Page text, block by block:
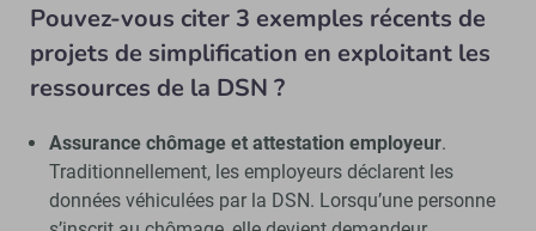
Pouvez-vous citer 3 exemples récents de
projets de simplification en exploitant les
ressources de la DSN ?
Assurance chômage et attestation employeur.
Traditionnellement, les employeurs déclarent les
données véhiculées par la DSN. Lorsqu’une personne